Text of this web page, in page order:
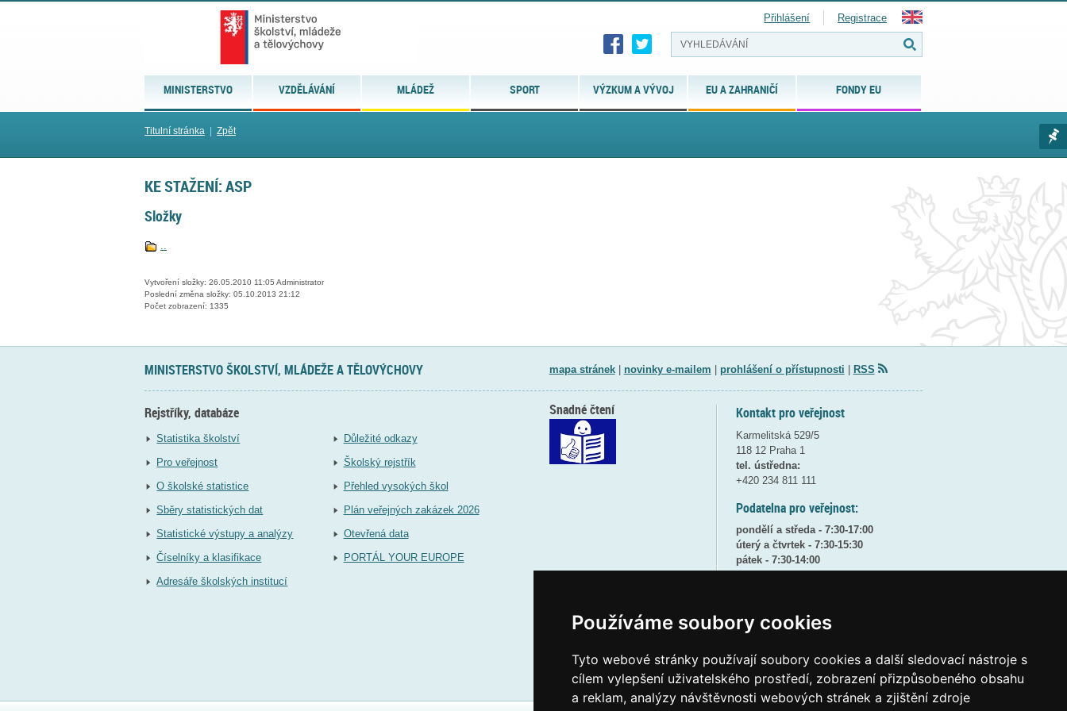
Používáme soubory cookies
Tyto webové stránky používají soubory cookies a další sledovací nástroje s
cílem vylepšení uživatelského prostředí, zobrazení přizpůsobeného obsahu
a reklam, analýzy návštěvnosti webových stránek a zjištění zdroje
MINISTERSTVO VZDĚLÁVÁNÍ MLÁDEŽ SPORT VÝZKUM A VÝVOJ EU A ZAHRANIČÍ FONDY EU
Přihlášení Registrace
Titulní stránka Zpět
KE STAŽENÍ: ASP
Složky
..
Vytvoření složky: 26.05.2010 11:05 Administrator
Poslední změna složky: 05.10.2013 21:12
Počet zobrazení: 1335
MINISTERSTVO ŠKOLSTVÍ, MLÁDEŽE A TĚLOVÝCHOVY mapa stránek| novinky e-mailem prohlášení o přístupnosti RSS
Rejstříky, databáze
Statistika školství
Pro veřejnost
O školské statistice
Sběry statistických dat
Statistické výstupy a analýzy
Číselníky a klasifikace
Adresáře školských institucí
Důležité odkazy
Školský rejstřík
Přehled vysokých škol
Plán veřejných zakázek 2026
Otevřená data
PORTÁL YOUR EUROPE
Kontakt pro veřejnost
Karmelitská 529/5
118 12 Praha 1
tel. ústředna:
+420 234 811 111
Podatelna pro veřejnost:
pondělí a středa - 7:30-17:00
úterý a čtvrtek - 7:30-15:30
pátek - 7:30-14:00
Elektronická podatelna:
ID datové schránky:vidaawt
Snadné čtení